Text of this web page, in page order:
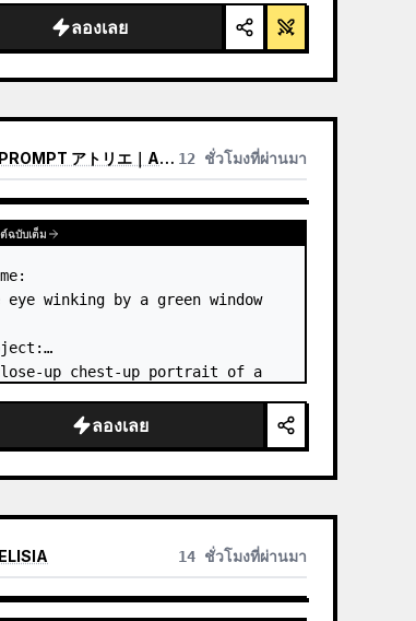
"background": "ด้านซ้ายแสดงหน้าจอ
อความ '{argument n…
ลองเลย
PROMPT アトリエ｜AI画像プロンプト 12 ชั่วโมงที่ผ่านมา
ฉบับเต็ม
eye winking by a green window
up chest-up portrait of a
dress leaning her cheek on
hand and smiling with one eye
ลองเลย
ELISIA 14 ชั่วโมงที่ผ่านมา